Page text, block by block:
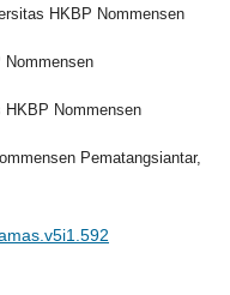
HKBP Nommensen
HKBP Nommensen
Pematangsiantar,